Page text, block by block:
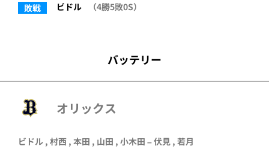
敗戦
ビドル （4勝5敗0S）
バッテリー
オリックス
ビドル , 村西 , 本田 , 山田 , 小木田 –伏見 , 若月